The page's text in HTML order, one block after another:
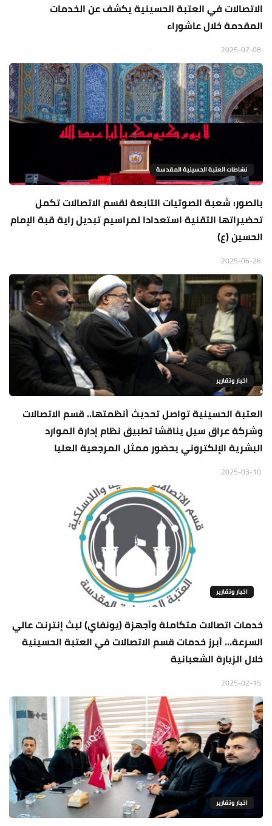
الاتصالات في العتبة الحسينية يكشف عن الخدمات
المقدمة خلال عاشوراء
نشاطات العتبة الحسينية المقدسة
بالصور: شعبة الصوتيات التابعة لقسم الاتصالات تكمل
تحضيراتها التقنية استعدادا لمراسيم تبديل راية قبة الإمام
الحسين (ع)
اخبار وتقارير
العتبة الحسينية تواصل تحديث أنظمتها.. قسم الاتصالات
وشركة عراق سيل يناقشا تطبيق نظام إدارة الموارد
البشرية الإلكتروني بحضور ممثل المرجعية العليا
اخبار وتقارير
خدمات اتصالات متكاملة وأجهزة (يونفاي) لبث إنترنت عالي
السرعة... أبرز خدمات قسم الاتصالات في العتبة الحسينية
خلال الزيارة الشعبانية
اخبار وتقارير